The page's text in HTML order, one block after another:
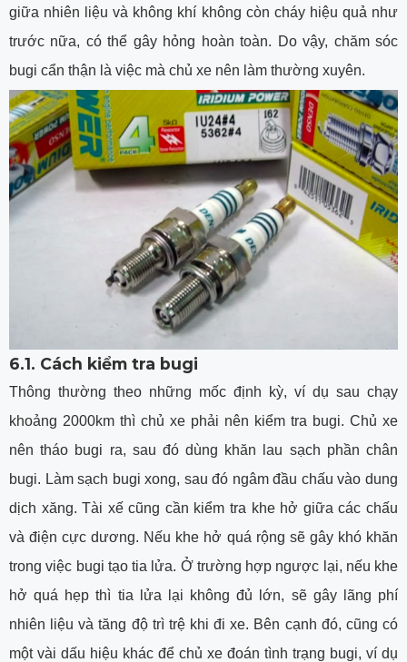
giữa nhiên liệu và không khí không còn cháy hiệu quả như
trước nữa, có thể gây hỏng hoàn toàn. Do vậy, chăm sóc
bugi cẩn thận là việc mà chủ xe nên làm thường xuyên.
6.1. Cách kiểm tra bugi
Thông thường theo những mốc định kỳ, ví dụ sau chạy
khoảng 2000km thì chủ xe phải nên kiểm tra bugi. Chủ xe
nên tháo bugi ra, sau đó dùng khăn lau sạch phần chân
bugi. Làm sạch bugi xong, sau đó ngâm đầu chấu vào dung
dịch xăng. Tài xế cũng cần kiểm tra khe hở giữa các chấu
và điện cực dương. Nếu khe hở quá rộng sẽ gây khó khăn
trong việc bugi tạo tia lửa. Ở trường hợp ngược lại, nếu khe
hở quá hẹp thì tia lửa lại không đủ lớn, sẽ gây lãng phí
nhiên liệu và tăng độ trì trệ khi đi xe. Bên cạnh đó, cũng có
một vài dấu hiệu khác để chủ xe đoán tình trạng bugi, ví dụ